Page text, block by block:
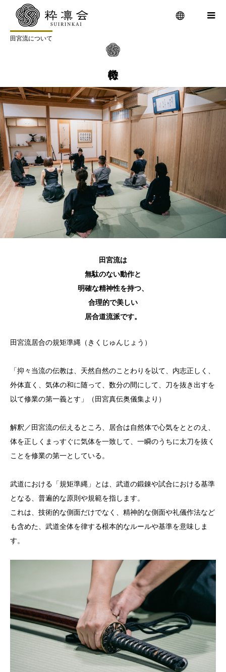
粋凛会とは 田宮流について
田宮流について
田宮流は
無駄のない動作と
明確な精神性を持つ、
合理的で美しい
居合道流派です。
田宮流居合の規矩準縄（きくじゅんじょう）
「抑々当流の伝教は、天然自然のことわりを以て、内志正しく、
外体直く、気体の和に随って、数分の間にして、刀を抜き出すを
以て修業の第一義とす」（田宮真伝奥儀集より）
解釈／田宮流の伝えるところ、居合は自然体で心気をととのえ、
体を正しくまっすぐに気体を一致して、一瞬のうちに太刀を抜く
ことを修業の第一としている。
武道における「規矩準縄」とは、武道の鍛錬や試合における基準
となる、普遍的な原則や規範を指します。
これは、技術的な側面だけでなく、精神的な側面や礼儀作法など
も含めた、武道全体を律する根本的なルールや基準を意味しま
す。